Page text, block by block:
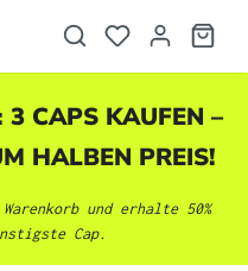
3 CAPS KAUFEN –
HALBEN PREIS!
und erhalte 50%
Cap.